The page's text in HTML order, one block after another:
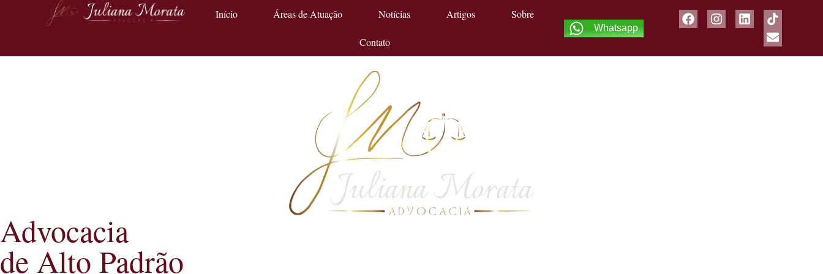
Início Áreas de Atuação Notícias Artigos Sobre
Contato
Whatsapp
Advocacia
de Alto Padrão